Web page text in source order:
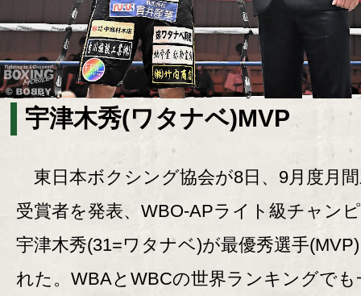
宇津木秀(ワタナベ)MVP
東日本ボクシング協会が8日、9月度月
受賞者を発表、WBO-APライト級チャン
宇津木秀(31=ワタナベ)が最優秀選手
れた。WBAとWBCの世界ランキングでも